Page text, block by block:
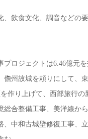
、飲食文化、調音などの
ロジェクトは6.46億元
儋州故城を頼りにして、
作り上げて、西部旅行の
総合整備工事、美洋線か
、中和古城壁修復工事、